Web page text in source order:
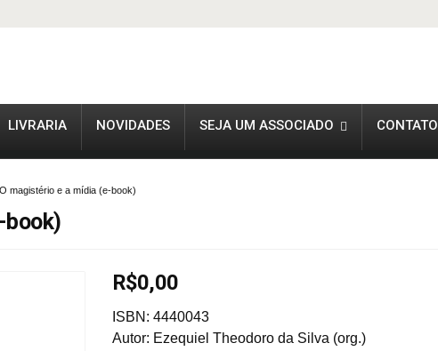
LIVRARIA NOVIDADES SEJA UM ASSOCIADO CONTATO
magistério e a mídia (e-book)
book)
R$0,00
ISBN: 4440043
Autor: Ezequiel Theodoro da Silva (org.)